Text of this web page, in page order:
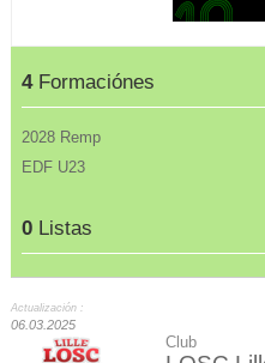
4Formaciónes
2028 Remp
EDF U23
0 Listas
Actualización :
06.03.2025
Club